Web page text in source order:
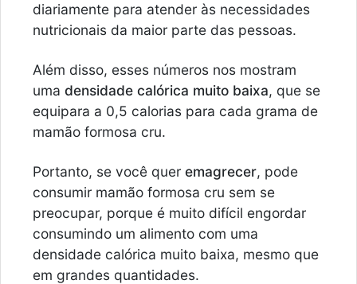
diariamente para atender às necessidades
nutricionais da maior parte das pessoas.
Além disso, esses números nos mostram
uma densidade calórica muito baixa, que se
equipara a 0,5 calorias para cada grama de
mamão formosa cru.
Portanto, se você quer emagrecer, pode
consumir mamão formosa cru sem se
preocupar, porque é muito difícil engordar
consumindo um alimento com uma
densidade calórica muito baixa, mesmo que
em grandes quantidades.